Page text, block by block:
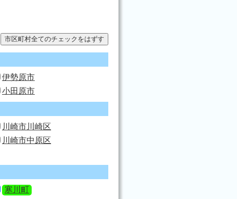
伊勢原市
小田原市
川崎市川崎区
川崎市中原区
寒川町